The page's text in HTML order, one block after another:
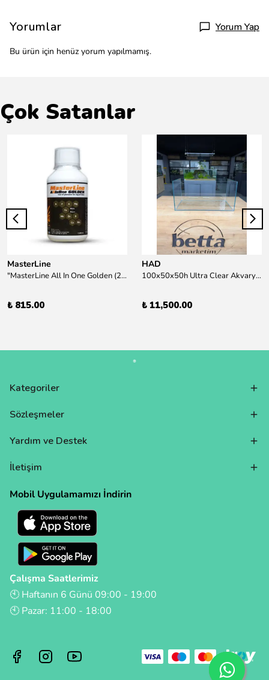
Yorumlar Yorum Yap
Bu ürün için henüz yorum yapılmamış.
Çok Satanlar
MasterLine
"MasterLine All In One Golden (200 ml) Daha yüksek zorluk derecesine sahip bitkiler için Özel formül Tam Besin "
₺ 815.00
HAD
100x50x50h Ultra Clear Akvaryum 10mm 90derece Birleşim /Sadece Otobüs Kargosu ile Gönderim Yapılır !
₺ 11,500.00
Kategoriler
Sözleşmeler
Yardım ve Destek
İletişim
Mobil Uygulamamızı İndirin
Çalışma Saatlerimiz
🕙 Haftanın 6 Günü 09:00 - 19:00
🕙 Pazar: 11:00 - 18:00